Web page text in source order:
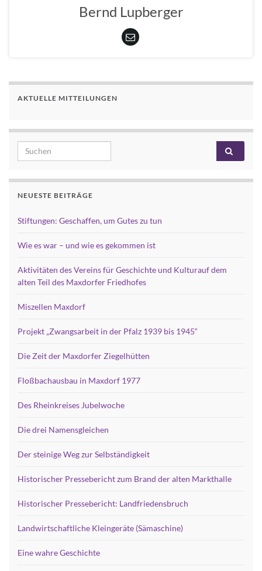
Bernd Lupberger
AKTUELLE MITTEILUNGEN
Search for:
NEUESTE BEITRÄGE
Stiftungen: Geschaffen, um Gutes zu tun
Wie es war – und wie es gekommen ist
Aktivitäten des Vereins für Geschichte und Kulturauf dem
alten Teil des Maxdorfer Friedhofes
Miszellen Maxdorf
Projekt „Zwangsarbeit in der Pfalz 1939 bis 1945“
Die Zeit der Maxdorfer Ziegelhütten
Floßbachausbau in Maxdorf 1977
Des Rheinkreises Jubelwoche
Die drei Namensgleichen
Der steinige Weg zur Selbständigkeit
Historischer Pressebericht zum Brand der alten Markthalle
Historischer Pressebericht: Landfriedensbruch
Landwirtschaftliche Kleingeräte (Sämaschine)
Eine wahre Geschichte